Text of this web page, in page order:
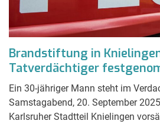
Brandstiftung in
Tatverdächtiger
Ein 30-jähriger Mann steht im
Samstagabend, 20. September
Karlsruher Stadtteil Knielingen